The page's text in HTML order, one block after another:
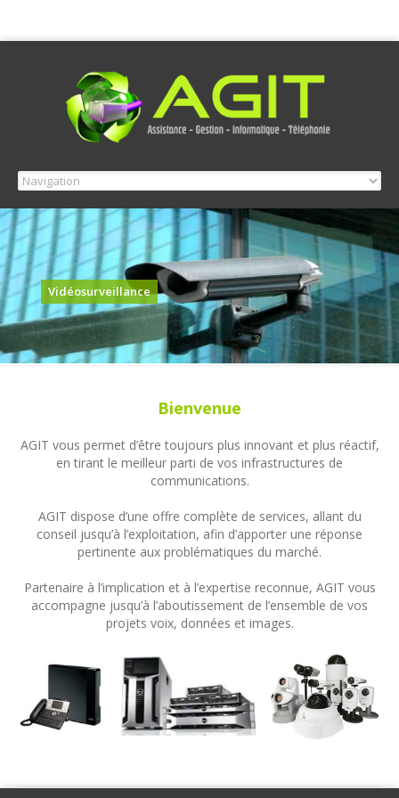
Vidéosurveillance
Bienvenue
AGIT vous permet d’être toujours plus innovant et plus réactif,
en tirant le meilleur parti de vos infrastructures de
communications.
AGIT dispose d’une offre complète de services, allant du
conseil jusqu’à l’exploitation, afin d’apporter une réponse
pertinente aux problématiques du marché.
Partenaire à l’implication et à l’expertise reconnue, AGIT vous
accompagne jusqu’à l’aboutissement de l’ensemble de vos
projets voix, données et images.